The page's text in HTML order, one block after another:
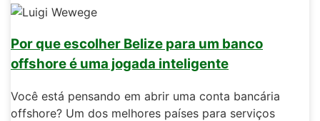
Por que escolher Belize para um banco
offshore é uma jogada inteligente
Você está pensando em abrir uma conta bancária
offshore? Um dos melhores países para serviços